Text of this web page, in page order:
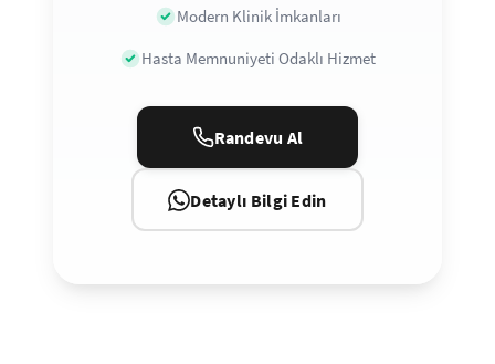
Modern Klinik İmkanları
Hasta Memnuniyeti Odaklı Hizmet
Randevu Al
Detaylı Bilgi Edin